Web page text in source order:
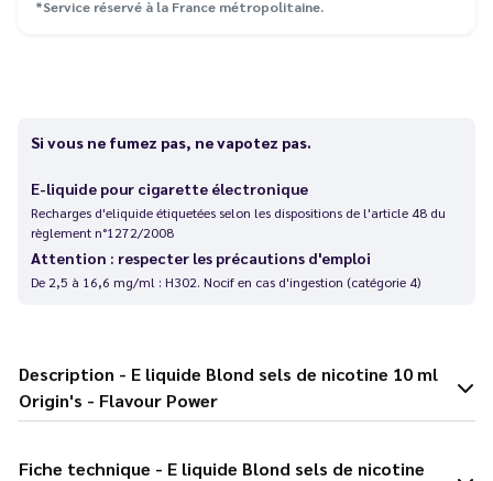
*Service réservé à la France métropolitaine.
Si vous ne fumez pas, ne vapotez pas.
E-liquide pour cigarette électronique
Recharges d'eliquide étiquetées selon les dispositions de l'article 48 du
règlement n°1272/2008
Attention : respecter les précautions d'emploi
De 2,5 à 16,6 mg/ml : H302. Nocif en cas d'ingestion (catégorie 4)
Description - E liquide Blond sels de nicotine 10 ml
Origin's - Flavour Power
Fiche technique - E liquide Blond sels de nicotine